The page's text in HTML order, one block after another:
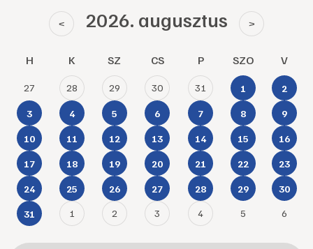
< 2026. augusztus >
H K SZ CS P SZO V
27 28 29 30 31 1 2
3 4 5 6 7 8 9
10 11 12 13 14 15 16
17 18 19 20 21 22 23
24 25 26 27 28 29 30
31 1 2 3 4 5 6